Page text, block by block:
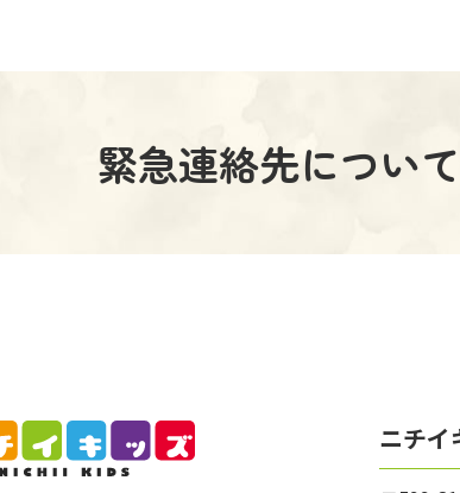
緊急連絡先について
ニチイ